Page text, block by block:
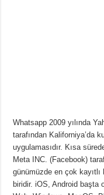
Whatsapp 2009 yılında
tarafından Kaliforniya’da
uygulamasıdır. Kısa
Meta INC. (Facebook)
günümüzde en çok kayıtlı
biridir. iOS, Android başta